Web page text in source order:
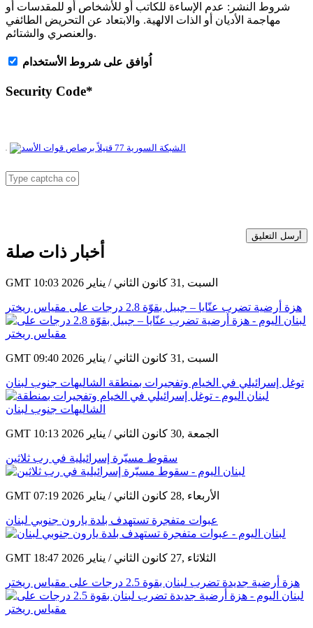
شروط النشر: عدم الإساءة للكاتب أو للأشخاص أو للمقدسات أو
مهاجمة الأديان أو الذات الالهية. والابتعاد عن التحريض الطائفي
والعنصري والشتائم.
اُوافق على شروط الأستخدام
Security Code*
أرسل التعليق
أخبار ذات صلة
GMT 10:03 2026 السبت ,31 كانون الثاني / يناير
هزة أرضية تضرب عنّايا – جبيل بقوّة 2.8 درجات على مقياس ريختر
GMT 09:40 2026 السبت ,31 كانون الثاني / يناير
توغل إسرائيلي في الخيام وتفجيرات بمنطقة الشاليهات جنوب لبنان
GMT 10:13 2026 الجمعة ,30 كانون الثاني / يناير
سقوط مسيّرة إسرائيلية في رب ثلاثين
GMT 07:19 2026 الأربعاء ,28 كانون الثاني / يناير
عبوات متفجرة تستهدف بلدة يارون جنوبي لبنان
GMT 18:47 2026 الثلاثاء ,27 كانون الثاني / يناير
هزة أرضية جديدة تضرب لبنان بقوة 2.5 درجات على مقياس ريختر